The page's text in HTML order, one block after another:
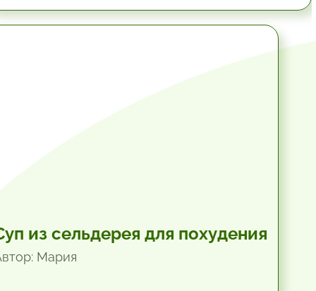
из сельдерея для похудения
Мария